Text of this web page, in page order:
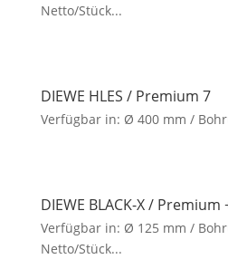
Netto/Stück...
DIEWE HLES / Premium 7
Verfügbar in: Ø 400 mm /
DIEWE BLACK-X / Premium
Verfügbar in: Ø 125 mm /
Netto/Stück...